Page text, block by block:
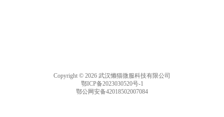
Copyright © 2026 武汉懒猫微服科技有限公司
鄂ICP备2023030520号-1
鄂公网安备42018502007084